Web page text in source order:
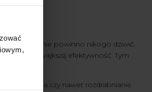
nie powinno nikogo dziwić.
mają też większą efektywność. Tym
drewna czy nawet rozdrabnianie